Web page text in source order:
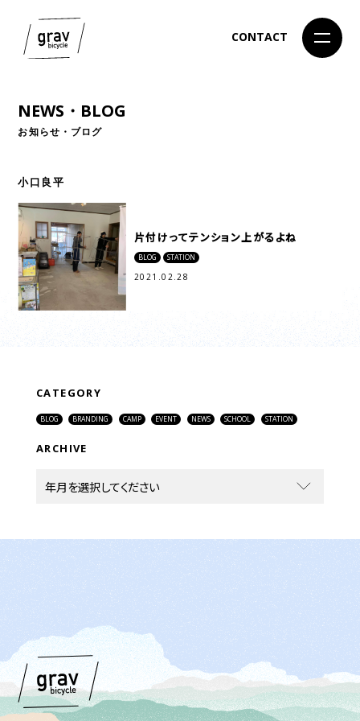
CONTACT
NEWS・BLOG
お知らせ・ブログ
小口良平
片付けってテンション上がるよね
BLOG STATION
2021.02.28
CATEGORY
BLOG BRANDING CAMP EVENT NEWS SCHOOL STATION
ARCHIVE